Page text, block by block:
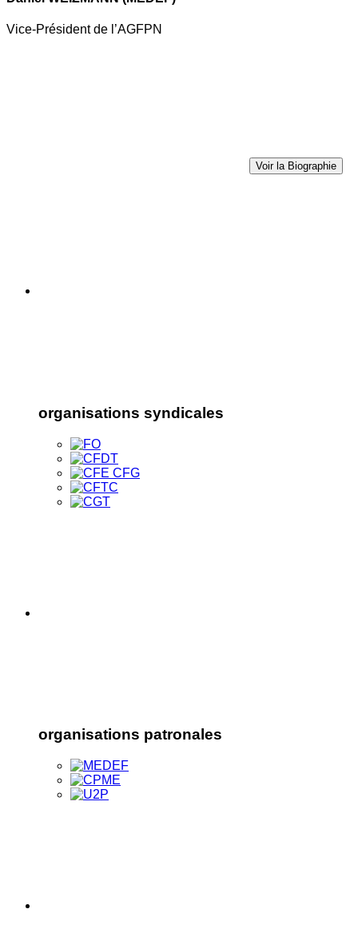
Vice-Président de l’AGFPN
Voir la Biographie
organisations syndicales
organisations patronales